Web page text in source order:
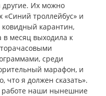
Их можно
«Синий троллейбус» и
карантин,
месяц выходила к
среди
марафон, и
что я должен сказать».
работе наши нынешние